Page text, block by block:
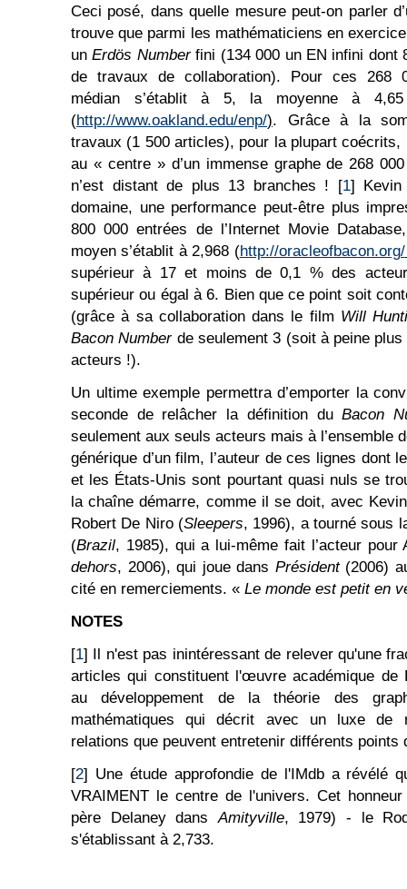
Ceci posé, dans quelle mesure peut-on parler
trouve que parmi les mathématiciens en
unErdös Numberfini (134 000 un EN infini dont
de travaux de collaboration). Pour ces 268
médian s’établit à 5, la moyenne à
(http://www.oakland.edu/enp/). Grâce à la
travaux (1 500 articles), pour la plupart
au « centre » d’un immense graphe de 268
n’est distant de plus 13 branches ! [1] Kevin
domaine, une performance peut-être plus
800 000 entrées de l’Internet Movie
moyen s’établit à 2,968 (http://oracleofbacon.org/
supérieur à 17 et moins de 0,1 % des
supérieur ou égal à 6. Bien que ce point soit
(grâce à sa collaboration dans le film Will
Bacon Number de seulement 3 (soit à peine
acteurs !).
Un ultime exemple permettra d’emporter la
seconde de relâcher la définition duBacon
seulement aux seuls acteurs mais à l’ensemble
générique d’un film, l’auteur de ces lignes dont
et les États-Unis sont pourtant quasi nuls se
la chaîne démarre, comme il se doit, avec
Robert De Niro (Sleepers, 1996), a tourné sous
(Brazil, 1985), qui a lui-même fait l’acteur pour
dehors, 2006), qui joue dans Président(2006)
cité en remerciements. « Le monde est petit en
NOTES
[1] Il n'est pas inintéressant de relever qu'une
articles qui constituent l'œuvre académique de
au développement de la théorie des
mathématiques qui décrit avec un luxe de
relations que peuvent entretenir différents points
[2] Une étude approfondie de l'IMdb a révélé
VRAIMENT le centre de l'univers. Cet
père Delaney dansAmityville, 1979) - le
s'établissant à 2,733.